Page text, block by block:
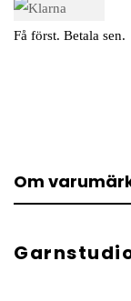
Få först. Betala sen.
Om